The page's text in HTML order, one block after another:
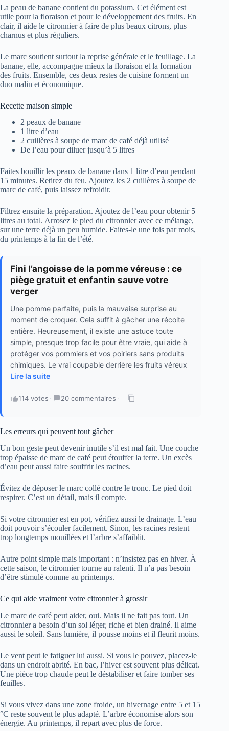
La peau de banane contient du potassium. Cet élément est
utile pour la floraison et pour le développement des fruits. En
clair, il aide le citronnier à faire de plus beaux citrons, plus
charnus et plus réguliers.
Le marc soutient surtout la reprise générale et le feuillage. La
banane, elle, accompagne mieux la floraison et la formation
des fruits. Ensemble, ces deux restes de cuisine forment un
duo malin et économique.
Recette maison simple
2 peaux de banane
1 litre d’eau
2 cuillères à soupe de marc de café déjà utilisé
De l’eau pour diluer jusqu’à 5 litres
Faites bouillir les peaux de banane dans 1 litre d’eau pendant
15 minutes. Retirez du feu. Ajoutez les 2 cuillères à soupe de
marc de café, puis laissez refroidir.
Filtrez ensuite la préparation. Ajoutez de l’eau pour obtenir 5
litres au total. Arrosez le pied du citronnier avec ce mélange,
sur une terre déjà un peu humide. Faites-le une fois par mois,
du printemps à la fin de l’été.
Fini l’angoisse de la pomme véreuse : ce
piège gratuit et enfantin sauve votre
verger
Une pomme parfaite, puis la mauvaise surprise au
moment de croquer. Cela suffit à gâcher une récolte
entière. Heureusement, il existe une astuce toute
simple, presque trop facile pour être vraie, qui aide à
protéger vos pommiers et vos poiriers sans produits
chimiques. Le vrai coupable derrière les fruits véreux
Lire la suite
114 votes · 20 commentaires ·
Les erreurs qui peuvent tout gâcher
Un bon geste peut devenir inutile s’il est mal fait. Une couche
trop épaisse de marc de café peut étouffer la terre. Un excès
d’eau peut aussi faire souffrir les racines.
Évitez de déposer le marc collé contre le tronc. Le pied doit
respirer. C’est un détail, mais il compte.
Si votre citronnier est en pot, vérifiez aussi le drainage. L’eau
doit pouvoir s’écouler facilement. Sinon, les racines restent
trop longtemps mouillées et l’arbre s’affaiblit.
Autre point simple mais important : n’insistez pas en hiver. À
cette saison, le citronnier tourne au ralenti. Il n’a pas besoin
d’être stimulé comme au printemps.
Ce qui aide vraiment votre citronnier à grossir
Le marc de café peut aider, oui. Mais il ne fait pas tout. Un
citronnier a besoin d’un sol léger, riche et bien drainé. Il aime
aussi le soleil. Sans lumière, il pousse moins et il fleurit moins.
Le vent peut le fatiguer lui aussi. Si vous le pouvez, placez-le
dans un endroit abrité. En bac, l’hiver est souvent plus délicat.
Une pièce trop chaude peut le déstabiliser et faire tomber ses
feuilles.
Si vous vivez dans une zone froide, un hivernage entre 5 et 15
°C reste souvent le plus adapté. L’arbre économise alors son
énergie. Au printemps, il repart avec plus de force.